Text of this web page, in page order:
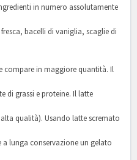
in numero assolutamente
bacelli di vaniglia, scaglie di
compare in maggiore quantità. Il
di grassi e proteine. Il latte
qualità). Usando latte scremato
lunga conservazione un gelato